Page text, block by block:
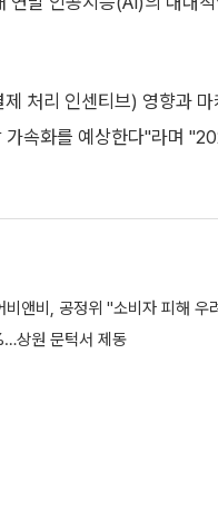
처리 인센티브) 영향과
가속화를 예상한다"라며
앤비, 공정위 "소비자 피해 우
상원 문턱서 제동